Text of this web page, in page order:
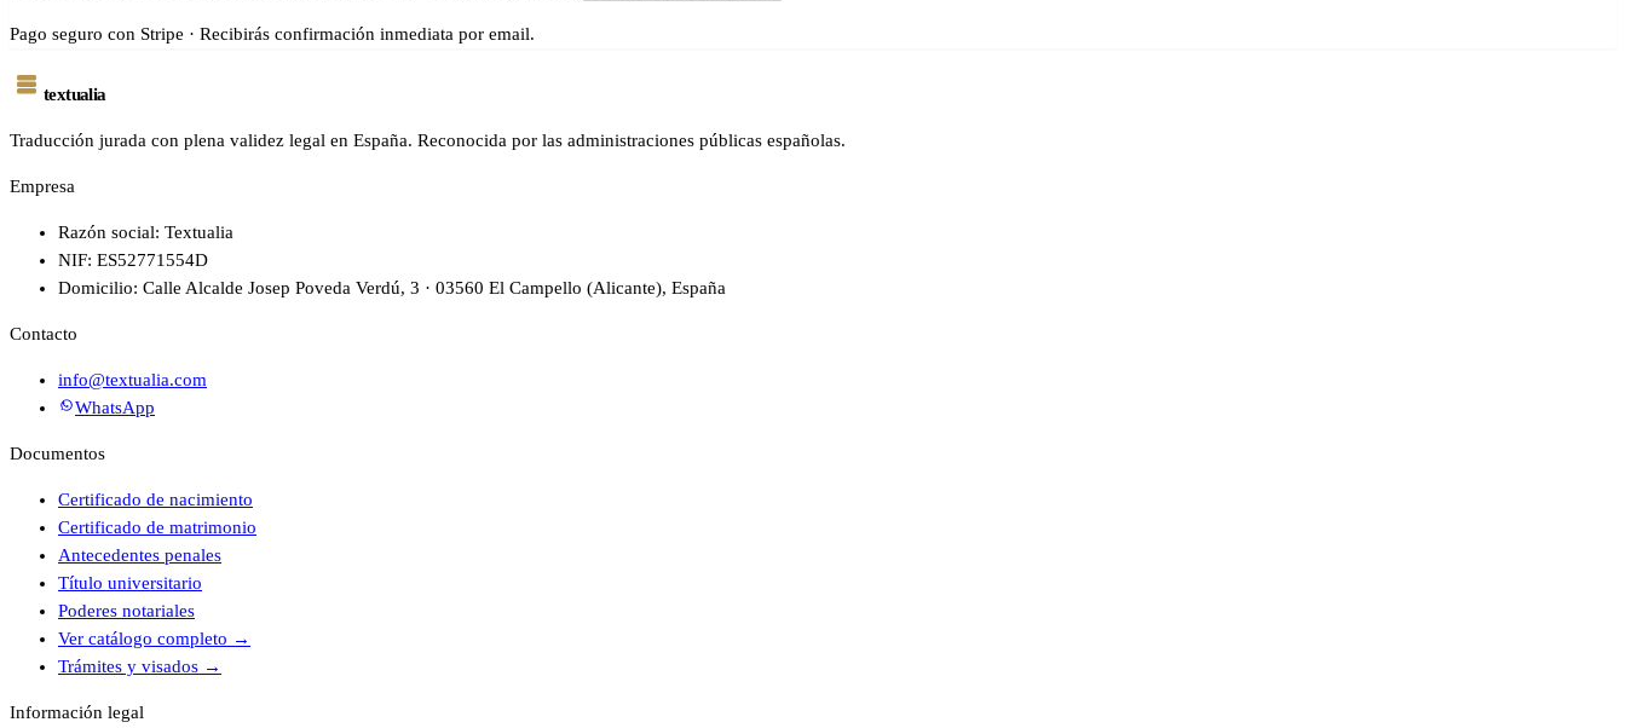
Pago seguro con Stripe · Recibirás confirmación inmediata por email.
textualia
Traducción jurada con plena validez legal en España. Reconocida por las administraciones públicas españolas.
Empresa
Razón social: Textualia
NIF: ES52771554D
Domicilio: Calle Alcalde Josep Poveda Verdú, 3 · 03560 El Campello (Alicante), España
Contacto
info@textualia.com
WhatsApp
Documentos
Certificado de nacimiento
Certificado de matrimonio
Antecedentes penales
Título universitario
Poderes notariales
Ver catálogo completo →
Trámites y visados →
Información legal